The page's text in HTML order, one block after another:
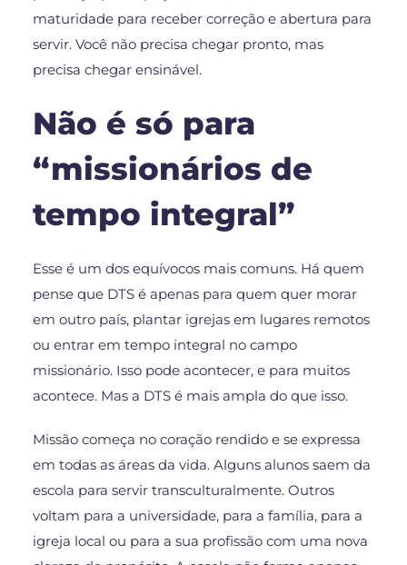
maturidade para receber correção e abertura para
servir. Você não precisa chegar pronto, mas
precisa chegar ensinável.
Não é só para
“missionários de
tempo integral”
Esse é um dos equívocos mais comuns. Há quem
pense que DTS é apenas para quem quer morar
em outro país, plantar igrejas em lugares remotos
ou entrar em tempo integral no campo
missionário. Isso pode acontecer, e para muitos
acontece. Mas a DTS é mais ampla do que isso.
Missão começa no coração rendido e se expressa
em todas as áreas da vida. Alguns alunos saem da
escola para servir transculturalmente. Outros
voltam para a universidade, para a família, para a
igreja local ou para a sua profissão com uma nova